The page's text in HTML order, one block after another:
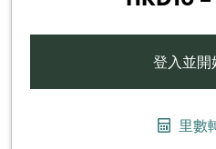
登入並開
里數